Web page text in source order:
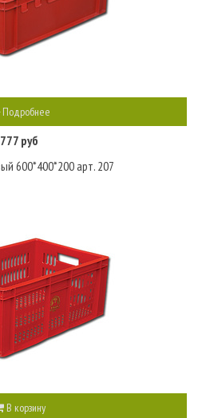
Подробнее
777 руб
600*400*200 арт. 207
В корзину